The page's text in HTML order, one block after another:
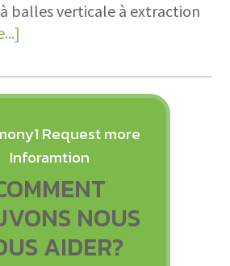
balles verticale à extraction
NOUS
AIDER?